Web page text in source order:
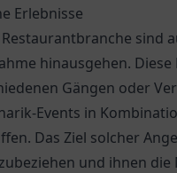
Erlebnisse
sind
hinausgehen.
Gängen oder
Events in
Das Ziel solcher
und ihnen